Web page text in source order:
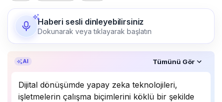
Haberi sesli dinleyebilirsiniz
Dokunarak veya tıklayarak başlatın
AI Tümünü Gör
Dijital dönüşümde yapay zeka teknolojileri,
işletmelerin çalışma biçimlerini köklü bir şekilde